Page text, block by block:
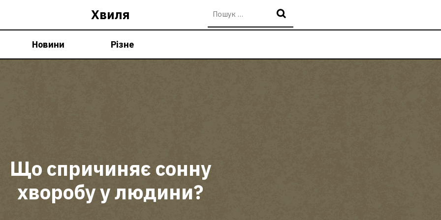
Хвиля
Новини Різне
Що спричиняє сонну
хворобу у людини?